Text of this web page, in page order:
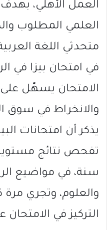
العمل الأهلي،
العلمي المطلوب
متحدثي اللغة
في امتحان بيزا في
الامتحان يسهّل على
والانخراط في سوق
يذكر أن امتحانات
سنة، في مواضيع
والعلوم، وتجري
التركيز في